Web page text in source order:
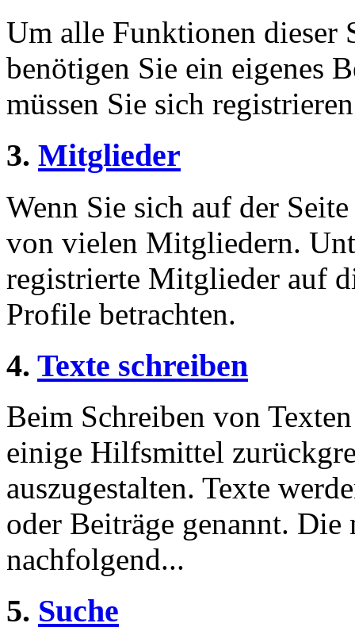
Um alle Funktionen dieser
benötigen Sie ein eigenes
müssen Sie sich
3. Mitglieder
Wenn Sie sich auf der
von vielen Mitgliedern.
registrierte Mitglieder auf
Profile betrachten.
4. Texte schreiben
Beim Schreiben von
einige Hilfsmittel
auszugestalten. Texte
oder Beiträge genannt.
nachfolgend...
5. Suche